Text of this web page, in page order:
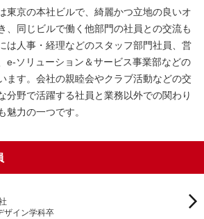
東京の本社ビルで、綺麗かつ立地の良いオ
、同じビルで働く他部門の社員との交流も
は人事・経理などのスタッフ部門社員、営
e-ソリューション＆サービス事業部などの
ます。会社の親睦会やクラブ活動などの交
分野で活躍する社員と業務以外での関わり
魅力の一つです。
ザイン学科卒